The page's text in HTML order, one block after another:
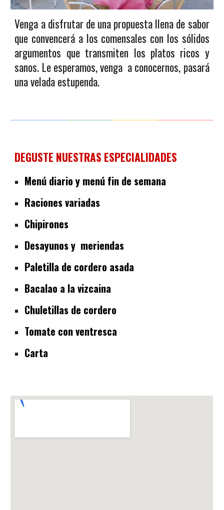
Venga a disfrutar de una propuesta llena de sabor
que convencerá a los comensales con los sólidos
argumentos que transmiten los platos ricos y
sanos. Le esperamos, venga a conocernos, pasará
una velada estupenda.
DEGUSTE NUESTRAS ESPECIALIDADES
Menú diario y menú fin de semana
Raciones variadas
Chipirones
Desayunos y meriendas
Paletilla de cordero asada
Bacalao a la vizcaina
Chuletillas de cordero
Tomate con ventresca
Carta